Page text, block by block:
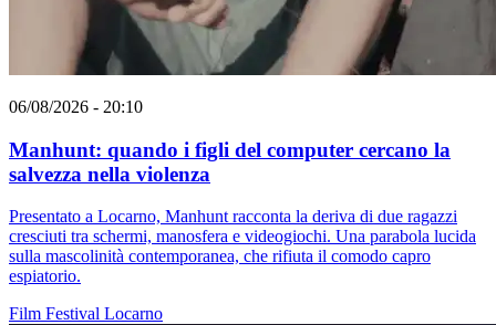
06/08/2026 - 20:10
Manhunt: quando i figli del computer cercano la
salvezza nella violenza
Presentato a Locarno, Manhunt racconta la deriva di due ragazzi
cresciuti tra schermi, manosfera e videogiochi. Una parabola lucida
sulla mascolinità contemporanea, che rifiuta il comodo capro
espiatorio.
Film Festival Locarno